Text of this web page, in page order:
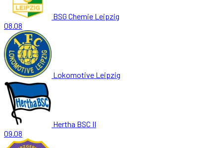
BSG Chemie Leipzig
08.08
Lokomotive Leipzig
Hertha BSC II
09.08